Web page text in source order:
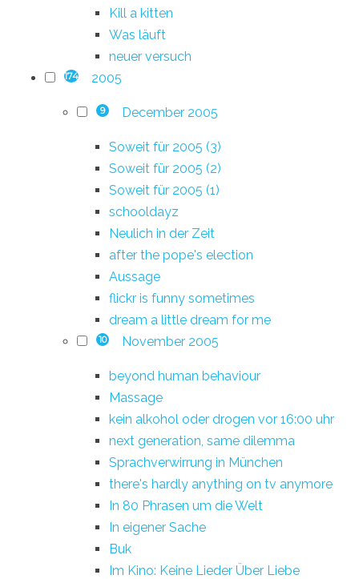
Kill a kitten
Was läuft
neuer versuch
174 2005
9 December 2005
Soweit für 2005 (3)
Soweit für 2005 (2)
Soweit für 2005 (1)
schooldayz
Neulich in der Zeit
after the pope's election
Aussage
flickr is funny sometimes
dream a little dream for me
10 November 2005
beyond human behaviour
Massage
kein alkohol oder drogen vor 16:00 uhr
next generation, same dilemma
Sprachverwirrung in München
there's hardly anything on tv anymore
In 80 Phrasen um die Welt
In eigener Sache
Buk
Im Kino: Keine Lieder Über Liebe